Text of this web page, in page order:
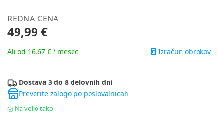
REDNA CENA
49,99 €
Ali od 16,67 € / mesec Izračun obrokov
Dostava 3 do 8 delovnih dni
Preverite zalogo po poslovalnicah
Na voljo takoj